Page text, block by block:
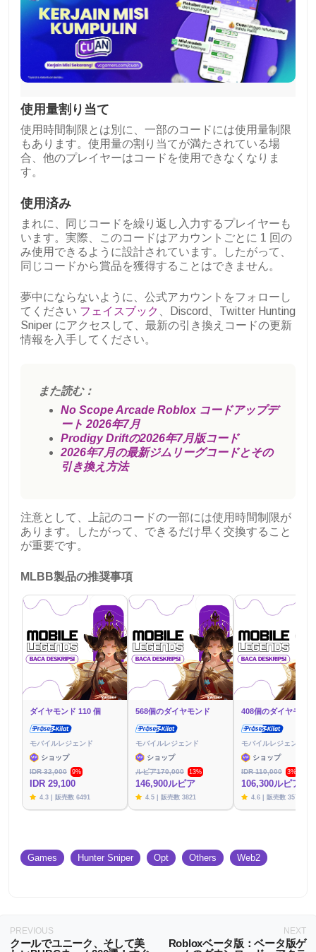
使用量割り当て
使用時間制限とは別に、一部のコードには使用量制限
もあります。使用量の割り当てが満たされている場
合、他のプレイヤーはコードを使用できなくなりま
す。
使用済み
まれに、同じコードを繰り返し入力するプレイヤーも
います。実際、このコードはアカウントごとに 1 回の
み使用できるように設計されています。したがって、
同じコードから賞品を獲得することはできません。
夢中にならないように、公式アカウントをフォローし
てください フェイスブック
、Discord、Twitter Hunting
Sniper にアクセスして、最新の引き換えコードの更新
情報を入手してください。
また読む：
No Scope Arcade Roblox コードアップデ
ート 2026年7月
Prodigy Driftの2026年7月版コード
2026年7月の最新ジムリーグコードとその
引き換え方法
注意として、上記のコードの一部には使用時間制限が
あります。したがって、できるだけ早く交換すること
が重要です。
MLBB製品の推奨事項
ダイヤモンド 110 個
モバイルレジェンド
ショップ
IDR 32,000
9%
IDR 29,100
4.3 | 販売数 6491
568個のダイヤモンド
モバイルレジェンド
ショップ
ルピア170,000
13%
146,900ルピア
4.5 | 販売数 3821
408個のダイヤモンド
モバイルレジェンド
ショップ
IDR 110,000
3%
106,300ルピア
4.6 | 販売数 3576
Games Hunter Sniper Opt Others Web2
PREVIOUS
クールでユニーク、そして美
NEXT
Robloxベータ版：ベータ版ゲ